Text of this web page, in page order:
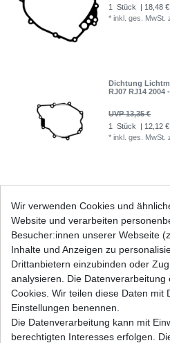
1 Stück
| 18,48
*inkl. ges. MwSt.
Dichtung
RJ07 RJ14 2004
UVP 13,35 €
1 Stück
| 12,12
*inkl. ges. MwSt.
DID Kettensatz
2010 530 VX
UVP 184,18 €
| 146,18 €
inkl. ges. MwSt.
DID Kettensatz
2010 530 ZVMX
Wir verwenden Cookies und
Website und verarbeiten
Besucher:innen unserer Webseite
Inhalte und Anzeigen zu
Drittanbietern einzubinden oder
analysieren. Die
Cookies. Wir teilen diese Daten mit
Einstellungen benennen.
Die Datenverarbeitung kann mit
berechtigten Interesses erfolgen.